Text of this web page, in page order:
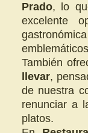
Prado, lo
excelente
También
llevar,
de nuestra
renunciar a
platos.